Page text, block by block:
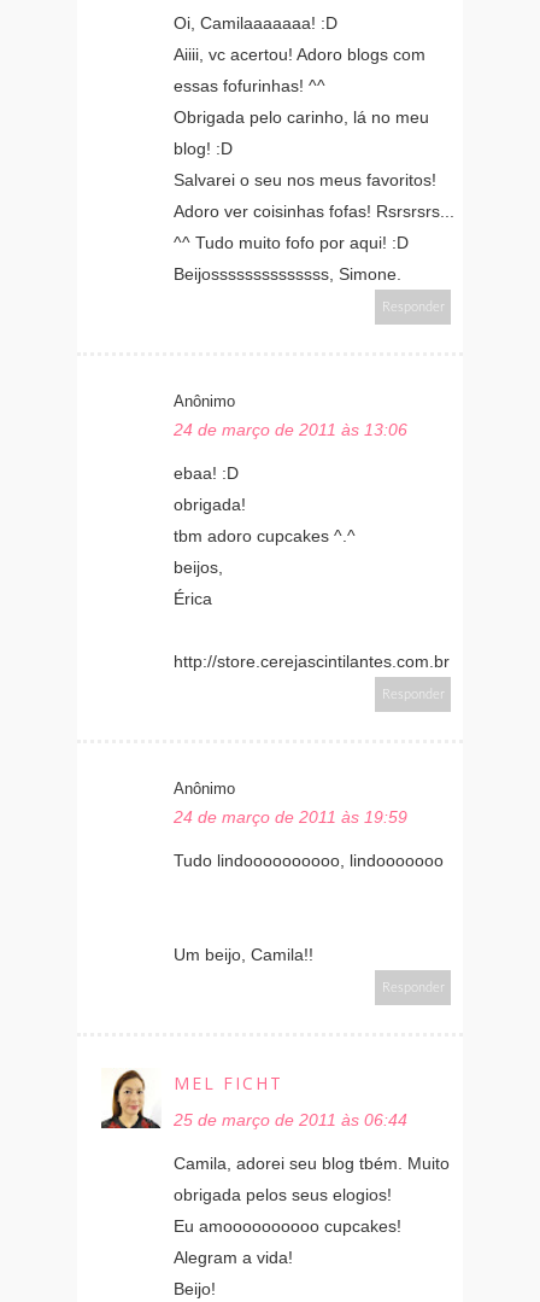
Oi, Camilaaaaaaa! :D
Aiiii, vc acertou! Adoro blogs com
essas fofurinhas! ^^
Obrigada pelo carinho, lá no meu
blog! :D
Salvarei o seu nos meus favoritos!
Adoro ver coisinhas fofas! Rsrsrsrs...
^^ Tudo muito fofo por aqui! :D
Beijossssssssssssss, Simone.
Responder
Anônimo
24 de março de 2011 às 13:06
ebaa! :D
obrigada!
tbm adoro cupcakes ^.^
beijos,
Érica
http://store.cerejascintilantes.com.br
Responder
Anônimo
24 de março de 2011 às 19:59
Tudo lindoooooooooo, lindooooooo
Um beijo, Camila!!
Responder
MEL FICHT
25 de março de 2011 às 06:44
Camila, adorei seu blog tbém. Muito
obrigada pelos seus elogios!
Eu amoooooooooo cupcakes!
Alegram a vida!
Beijo!